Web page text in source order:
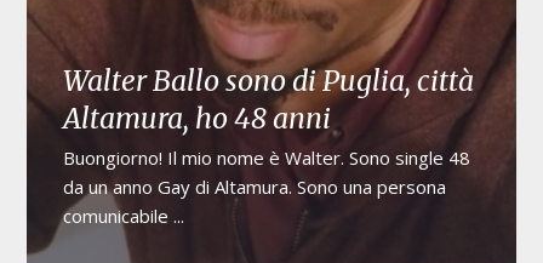
Walter Ballo sono di Puglia, città
Altamura, ho 48 anni
Buongiorno! Il mio nome è Walter. Sono single 48
da un anno Gay di Altamura. Sono una persona
comunicabile ...